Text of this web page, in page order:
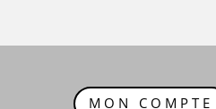
MON COMPTE